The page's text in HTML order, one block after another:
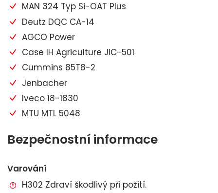
MAN 324 Typ Si-OAT Plus
Deutz DQC CA-14
AGCO Power
Case IH Agriculture JIC-501
Cummins 85T8-2
Jenbacher
Iveco 18-1830
MTU MTL 5048
Bezpečnostní informace
Varování
H302 Zdraví škodlivý při požití.